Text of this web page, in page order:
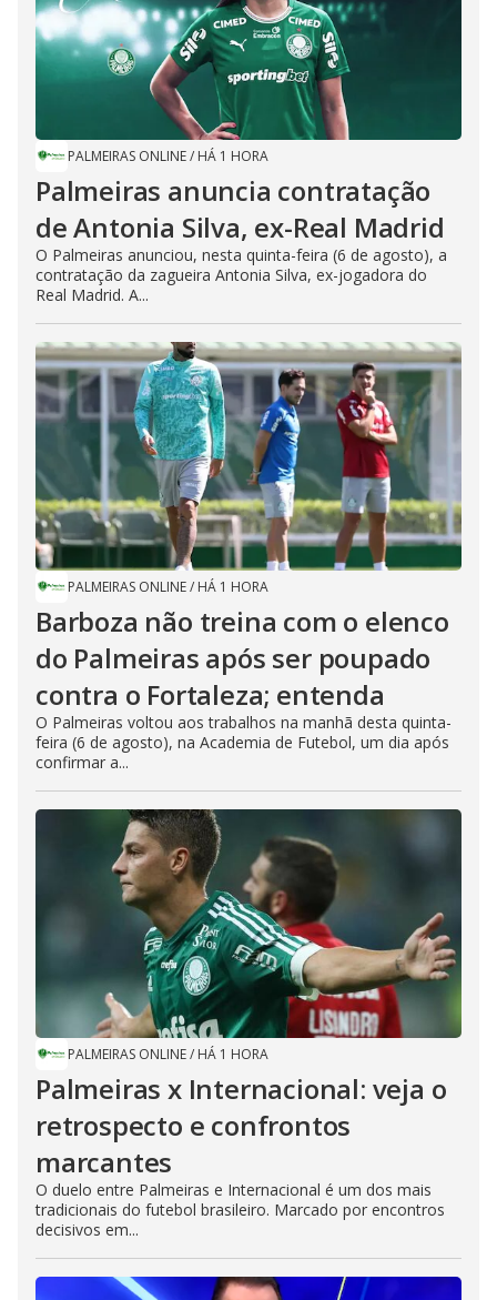
PALMEIRAS ONLINE/ HÁ 1 HORA
Palmeiras anuncia contratação
de Antonia Silva, ex-Real Madrid
O Palmeiras anunciou, nesta quinta-feira (6 de agosto), a
contratação da zagueira Antonia Silva, ex-jogadora do
Real Madrid. A...
PALMEIRAS ONLINE/ HÁ 1 HORA
Barboza não treina com o elenco
do Palmeiras após ser poupado
contra o Fortaleza; entenda
O Palmeiras voltou aos trabalhos na manhã desta quinta-
feira (6 de agosto), na Academia de Futebol, um dia após
confirmar a...
PALMEIRAS ONLINE/ HÁ 1 HORA
Palmeiras x Internacional: veja o
retrospecto e confrontos
marcantes
O duelo entre Palmeiras e Internacional é um dos mais
tradicionais do futebol brasileiro. Marcado por encontros
decisivos em...